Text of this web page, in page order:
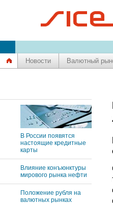
Новости Валютный
В России появятся
настоящие кредитные
карты
Влияние конъюнктуры
мирового рынка нефти
Положение рубля на
валютных рынках